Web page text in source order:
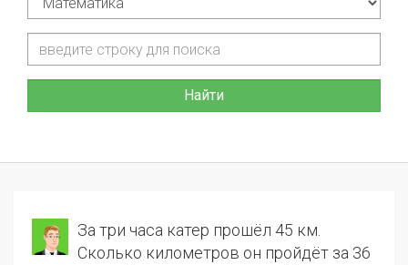
Найти
За три часа катер прошёл 45 км.
Сколько километров он пройдёт за 36